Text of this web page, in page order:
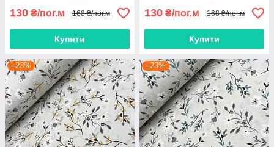
130 ₴/пог.м 168 ₴/пог.м
Купити
130 ₴/пог.м 168 ₴/пог.м
Купити
–23% –23%